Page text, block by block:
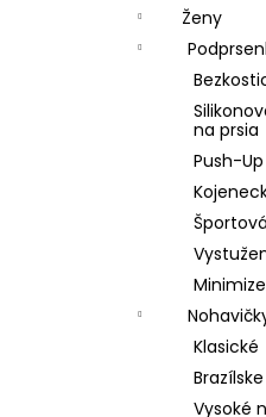
Ženy
na prsia
Push-Up
Klasické
Brazílske
Vysoké